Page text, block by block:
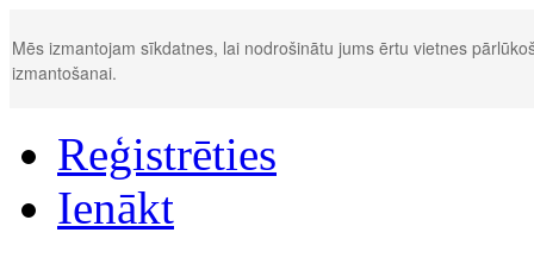
Mēs izmantojam sīkdatnes, lai nodrošinātu jums ērtu vietnes
izmantošanai.
Reģistrēties
Ienākt